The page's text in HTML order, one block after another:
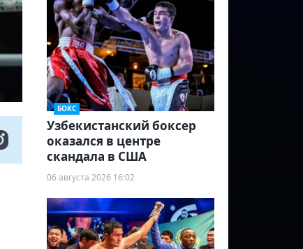
БОКС
Узбекистанский боксер
оказался в центре
скандала в США
06 августа 2026 16:02